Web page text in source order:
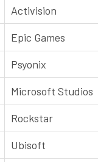
Activision
Epic Games
Psyonix
Microsoft Studios
Rockstar
Ubisoft